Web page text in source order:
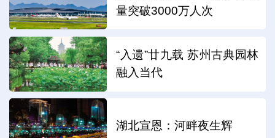
量突破3000万人次
“入遗”廿九载 苏州古典园林
融入当代
湖北宣恩：河畔夜生辉